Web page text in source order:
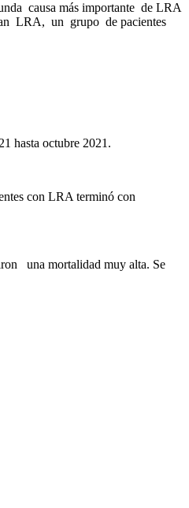
causa más importante de LRA
LRA, un grupo de pacientes
hasta octubre 2021.
con LRA terminó con
una mortalidad muy alta. Se